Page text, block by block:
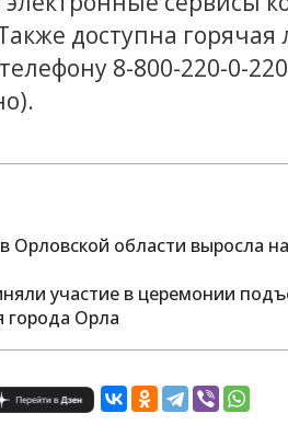
доступна горячая
8-800-220-0-
Орловской области выросла
участие в церемонии
Орла